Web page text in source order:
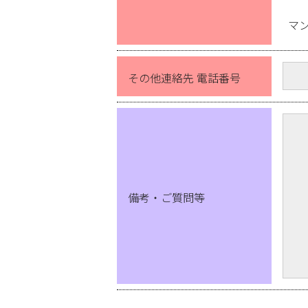
マ
その他連絡先 電話番号
備考・ご質問等